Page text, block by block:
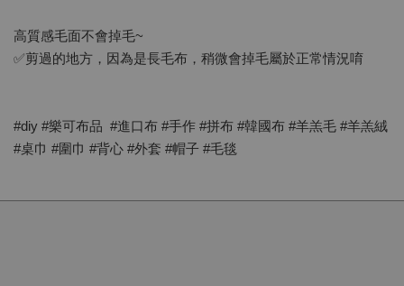
高質感毛面不會掉毛~
✅剪過的地方，因為是長毛布，稍微會掉毛屬於正常情況唷
#diy #樂可布品 #進口布 #手作 #拼布 #韓國布 #羊羔毛 #羊羔絨
#桌巾 #圍巾 #背心 #外套 #帽子 #毛毯